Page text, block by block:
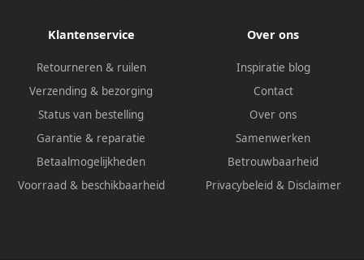
Klantenservice
Retourneren & ruilen
Verzending & bezorging
Status van bestelling
Garantie & reparatie
Betaalmogelijkheden
Voorraad & beschikbaarheid
Over ons
Inspiratie blog
Contact
Over ons
Samenwerken
Betrouwbaarheid
Privacybeleid & Disclaimer